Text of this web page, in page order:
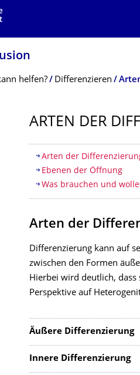
helfen? Differenzieren
ARTEN DER
Arten der
Ebenen der Öffnung
Was brauchen und
Arten der
Differenzierung kann auf
zwischen den Formen
Hierbei wird deutlich, dass
Perspektive auf
Äußere Differenzierung
Innere Differenzierung